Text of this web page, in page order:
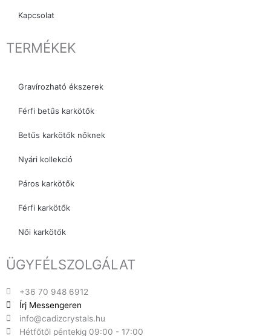
Kapcsolat
TERMÉKEK
Gravírozható ékszerek
Férfi betűs karkötők
Betűs karkötők nőknek
Nyári kollekció
Páros karkötők
Férfi karkötők
Női karkötők
ÜGYFÉLSZOLGÁLAT
+36 70 948 6912
Írj Messengeren
info@cadizcrystals.hu
Hétfőtől péntekig 09:00 - 17:00